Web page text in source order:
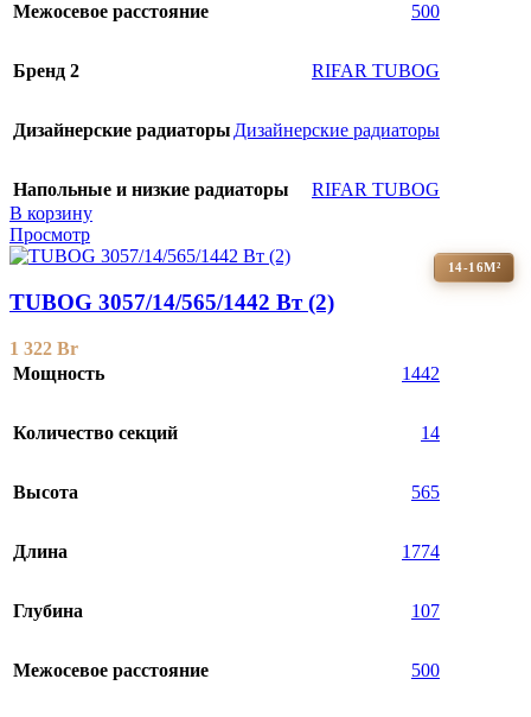
Межосевое расстояние 500
Бренд 2 RIFAR TUBOG
Дизайнерские радиаторы Дизайнерские радиаторы
Напольные и низкие радиаторы
RIFAR TUBOG
В корзину
Просмотр
14-16М²
TUBOG 3057/14/565/1442 Вт (2)
1 322 Br
Мощность
1442
Количество секций 14
Высота 565
Длина 1774
Глубина 107
Межосевое расстояние 500